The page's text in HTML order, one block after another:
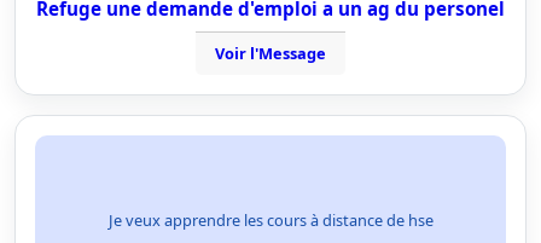
Refuge une demande d'emploi a un ag du personel
Voir l'Message
Je veux apprendre les cours à distance de hse